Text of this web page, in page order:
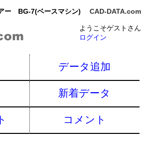
ー BG-7(ベースマシン) CAD-DATA.com
ようこそゲストさん
ログイン
データ追加
新着データ
コメント